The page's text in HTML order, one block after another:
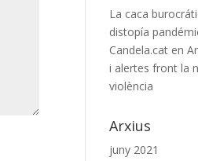
La caca
distopía
Candela.cat en
i alertes front la
violència
Arxius
juny 2021